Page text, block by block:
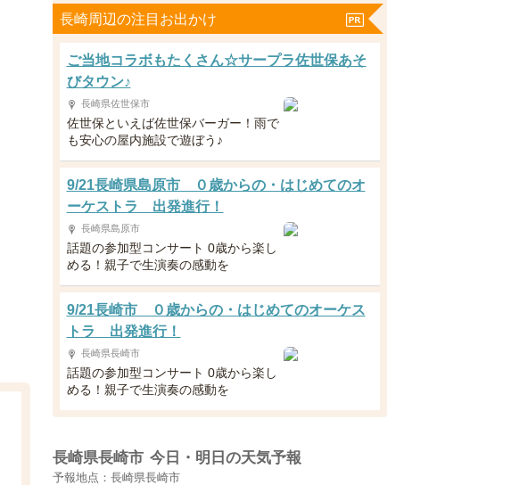
長崎周辺の注目お出かけ
ご当地コラボもたくさん☆サープラ佐世保あそ
びタウン♪
長崎県佐世保市
佐世保といえば佐世保バーガー！雨で
も安心の屋内施設で遊ぼう♪
9/21長崎県島原市 ０歳からの・はじめてのオ
ーケストラ 出発進行！
長崎県島原市
話題の参加型コンサート 0歳から楽し
める！親子で生演奏の感動を
9/21長崎市 ０歳からの・はじめてのオーケス
トラ 出発進行！
長崎県長崎市
話題の参加型コンサート 0歳から楽し
める！親子で生演奏の感動を
長崎県長崎市 今日・明日の天気予報
予報地点：長崎県長崎市